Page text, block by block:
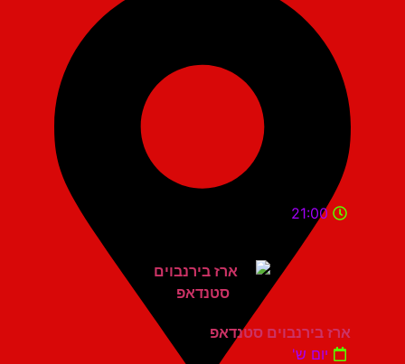
21:00
ארז בירנבוים סטנדאפ
יום ש'